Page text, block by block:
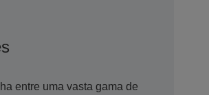
entre uma vasta gama de